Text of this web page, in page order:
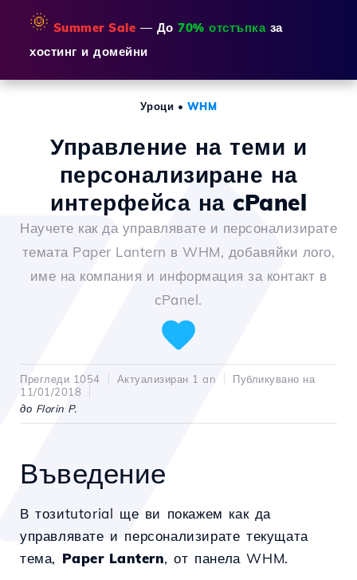
🌞 Summer Sale — До 70% отстъпказа
хостинг и домейни
Уроци • WHM
Управление на теми и
персонализиране на
интерфейса на cPanel
Научете как да управлявате и персонализирате
темата Paper Lantern в WHM, добавяйки лого,
име на компания и информация за контакт в
cPanel.
Прегледи 1054 Актуализиран 1 an
Публикувано на
11/01/2018
до Florin P.
Въведение
В тозиtutorial ще ви покажем как да
управлявате и персонализирате текущата
тема, Paper Lantern, от панела WHM.